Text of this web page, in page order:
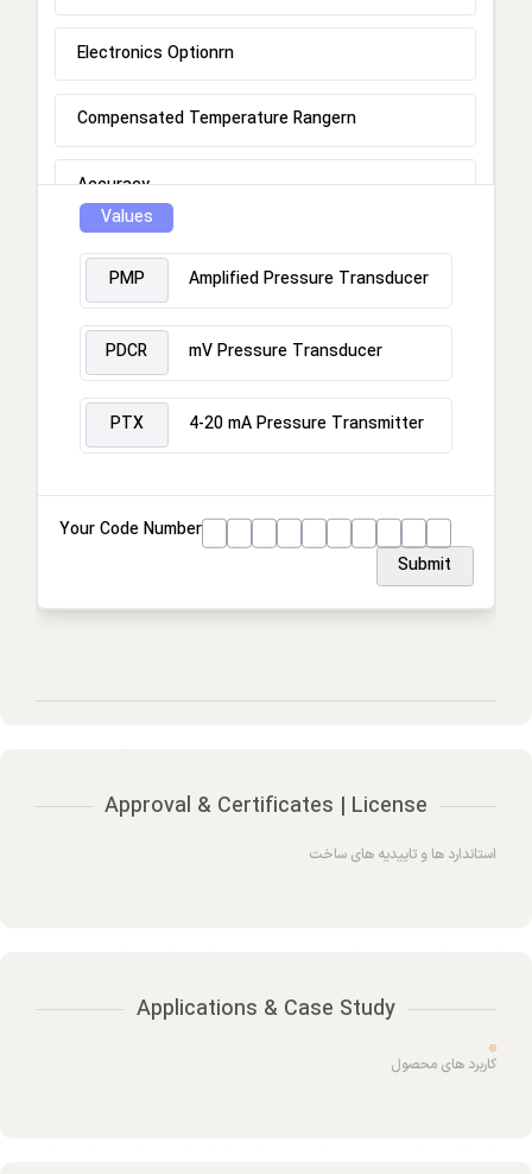
Electronics Optionrn
Compensated Temperature Rangern
Accuracy
Calibration
Hazardous Area Approval
Pressure Connectorrn
Values
PMP Amplified Pressure Transducer
PDCR mV Pressure Transducer
PTX 4-20 mA Pressure Transmitter
Your Code Number
Submit
Approval & Certificates | License
استاندارد ها و تاییدیه های ساخت
Applications & Case Study
کاربرد های محصول